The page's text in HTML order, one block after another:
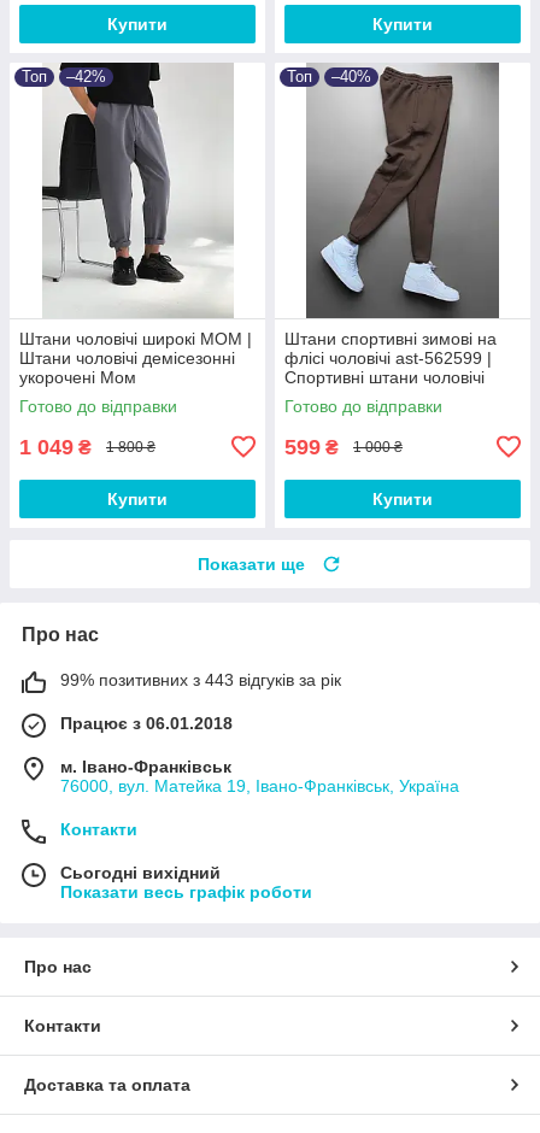
Купити Купити
Топ –42%
Штани чоловічі широкі МОМ |
Штани чоловічі демісезонні
укорочені Мом
Готово до відправки
1 049 ₴ 1 800 ₴
Купити
Топ –40%
Штани спортивні зимові на
флісі чоловічі ast-562599 |
Спортивні штани чоловічі
теплі Люкс якості
Готово до відправки
599 ₴ 1 000 ₴
Купити
Показати ще
Про нас
99% позитивних з 443 відгуків за рік
Працює з 06.01.2018
м. Івано-Франківськ
76000, вул. Матейка 19, Івано-Франківськ, Україна
Контакти
Сьогодні вихідний
Показати весь графік роботи
Про нас
Контакти
Доставка та оплата